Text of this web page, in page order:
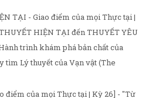
TẠI - Giao điểm của mọi Thực tại |
HIỆN TẠI đến THUYẾT YÊU
trình khám phá bản chất của
tìm Lý thuyết của Vạn vật (The
điểm của mọi Thực tại | Kỳ 26] - "Từ